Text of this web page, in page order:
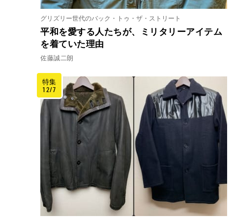
グリズリー世代のバック・トゥ・ザ・ストリート
平和を愛する人たちが、ミリタリーアイテム
を着ていた理由
佐藤誠二朗
特集
12/7